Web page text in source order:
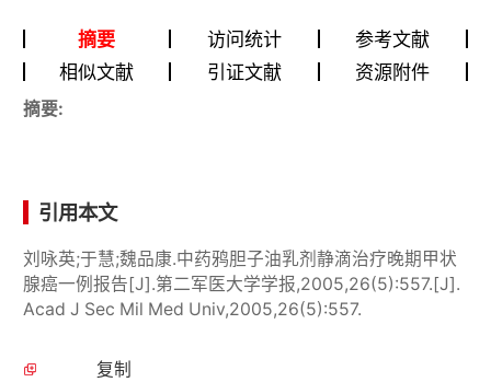
摘要 访问统计
参考文献
相似文献
引证文献 资源附件
摘要:
引用本文
刘咏英;于慧;魏品康.中药鸦胆子油乳剂静滴治疗晚期甲状
腺癌一例报告[J].第二军医大学学报,2005,26(5):557.[J].
Acad J Sec Mil Med Univ,2005,26(5):557.
复制